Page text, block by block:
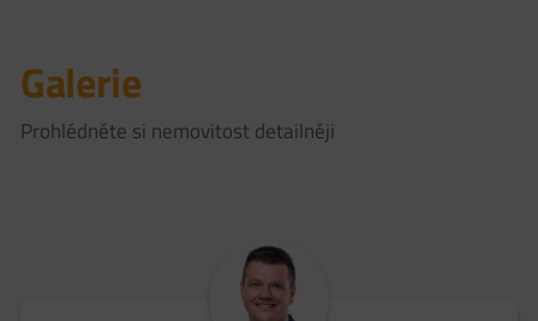
Galerie
Prohlédněte si nemovitost detailněji